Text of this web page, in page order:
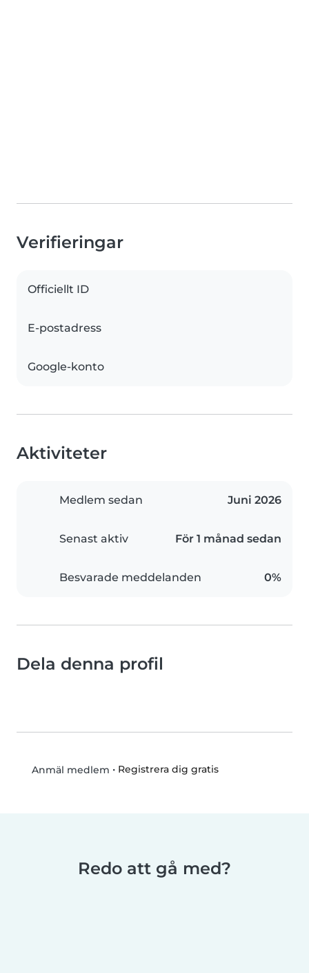
Verifieringar
Officiellt ID
E-postadress
Google-konto
Aktiviteter
Medlem sedan Juni 2026
Senast aktiv För 1 månad sedan
Besvarade meddelanden 0%
Dela denna profil
Anmäl medlem • Registrera dig gratis
Redo att gå med?